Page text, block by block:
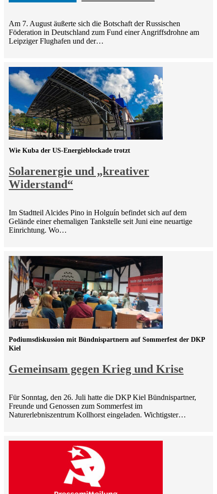
Am 7. August äußerte sich die Botschaft der Russischen
Föderation in Deutschland zum Fund einer Angriffsdrohne am
Leipziger Flughafen und der…
Solarenergie und „kreativer
Widerstand“
Wie Kuba der US-Energieblockade trotzt
Im Stadtteil Alcides Pino in Holguín befindet sich auf dem
Gelände einer ehemaligen Tankstelle seit Juni eine neuartige
Einrichtung. Wo…
Gemeinsam gegen Krieg und Krise
Podiumsdiskussion mit Bündnispartnern auf Sommerfest der DKP
Kiel
Für Sonntag, den 26. Juli hatte die DKP Kiel Bündnispartner,
Freunde und Genossen zum Sommerfest im
Naturerlebniszentrum Kollhorst eingeladen. Wichtigster…